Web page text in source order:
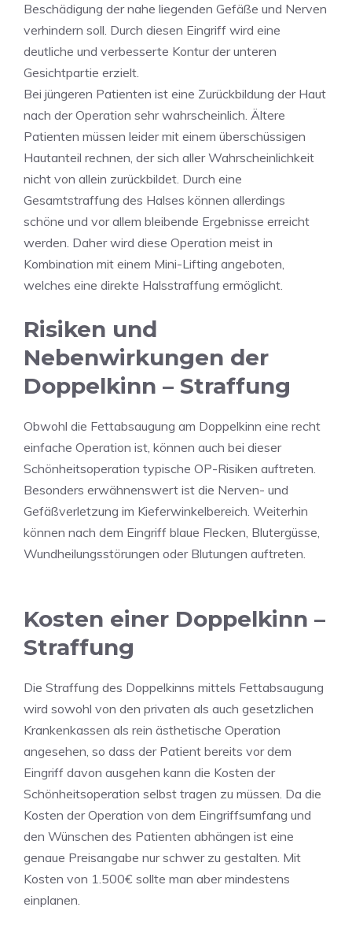
Beschädigung der nahe liegenden Gefäße und Nerven
verhindern soll. Durch diesen Eingriff wird eine
deutliche und verbesserte Kontur der unteren
Gesichtpartie erzielt.
Bei jüngeren Patienten ist eine Zurückbildung der Haut
nach der Operation sehr wahrscheinlich. Ältere
Patienten müssen leider mit einem überschüssigen
Hautanteil rechnen, der sich aller Wahrscheinlichkeit
nicht von allein zurückbildet. Durch eine
Gesamtstraffung des Halses können allerdings
schöne und vor allem bleibende Ergebnisse erreicht
werden. Daher wird diese Operation meist in
Kombination mit einem Mini-Lifting angeboten,
welches eine direkte Halsstraffung ermöglicht.
Risiken und
Nebenwirkungen der
Doppelkinn – Straffung
Obwohl die Fettabsaugung am Doppelkinn eine recht
einfache Operation ist, können auch bei dieser
Schönheitsoperation typische OP-Risiken auftreten.
Besonders erwähnenswert ist die Nerven- und
Gefäßverletzung im Kieferwinkelbereich. Weiterhin
können nach dem Eingriff blaue Flecken, Blutergüsse,
Wundheilungsstörungen oder Blutungen auftreten.
Kosten einer Doppelkinn –
Straffung
Die Straffung des Doppelkinns mittels Fettabsaugung
wird sowohl von den privaten als auch gesetzlichen
Krankenkassen als rein ästhetische Operation
angesehen, so dass der Patient bereits vor dem
Eingriff davon ausgehen kann die Kosten der
Schönheitsoperation selbst tragen zu müssen. Da die
Kosten der Operation von dem Eingriffsumfang und
den Wünschen des Patienten abhängen ist eine
genaue Preisangabe nur schwer zu gestalten. Mit
Kosten von 1.500€ sollte man aber mindestens
einplanen.